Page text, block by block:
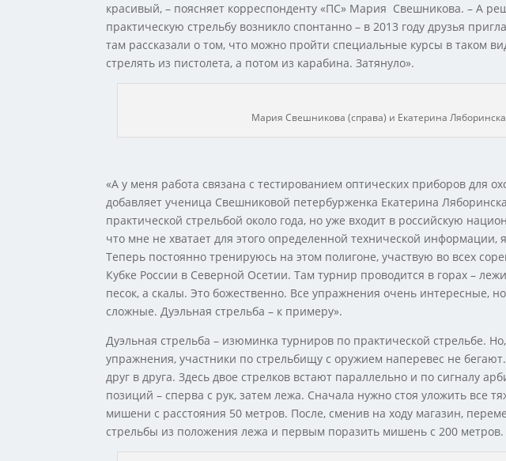
красивый, – поясняет корреспонденту «ПС» Мария Свешникова. – А
практическую стрельбу возникло спонтанно – в 2013 году друзья
там рассказали о том, что можно пройти специальные курсы в таком
стрелять из пистолета, а потом из карабина. Затянуло».
Мария Свешникова (справа) и Екатерина
«А у меня работа связана с тестированием оптических приборов для
добавляет ученица Свешниковой петербурженка Екатерина
практической стрельбой около года, но уже входит в российскую
что мне не хватает для этого определенной технической
Теперь постоянно тренируюсь на этом полигоне, участвую во всех
Кубке России в Северной Осетии. Там турнир проводится в горах –
песок, а скалы. Это божественно. Все упражнения очень интересные,
сложные. Дуэльная стрельба – к примеру».
Дуэльная стрельба – изюминка турниров по практической стрельбе.
упражнения, участники по стрельбищу с оружием наперевес не
друг в друга. Здесь двое стрелков встают параллельно и по сигналу
позиций – сперва с рук, затем лежа. Сначала нужно стоя уложить все
мишени с расстояния 50 метров. После, сменив на ходу магазин,
стрельбы из положения лежа и первым поразить мишень с 200